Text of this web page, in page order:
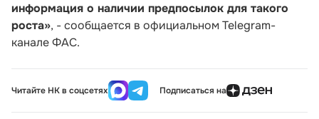
информация о наличии предпосылок для такого
роста», - сообщается в официальном Telegram-
канале ФАС.
Читайте НК в соцсетях Подписаться на